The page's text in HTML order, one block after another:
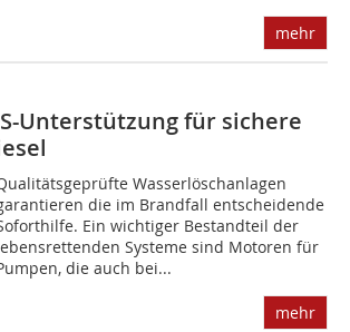
mehr
Unterstützung für sichere
Wasserlöschanlagen
die im Brandfall entscheidende
Ein wichtiger Bestandteil der
Systeme sind Motoren für
die auch bei...
mehr